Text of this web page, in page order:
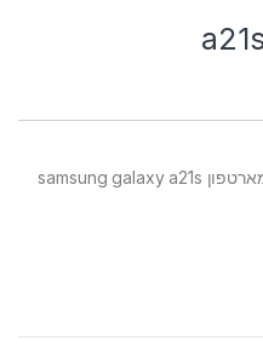
כיסוי מגן אחורי Dulero משולשים לסמארטפון samsung galaxy a21s